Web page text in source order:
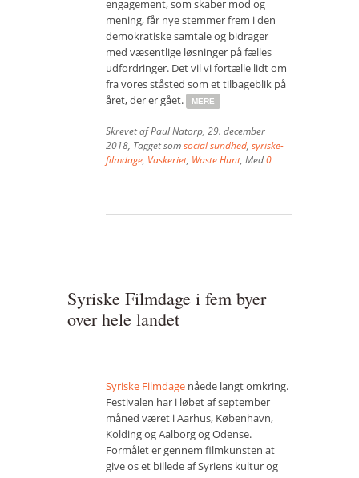
engagement, som skaber mod og
mening, får nye stemmer frem i den
demokratiske samtale og bidrager
med væsentlige løsninger på fælles
udfordringer. Det vil vi fortælle lidt om
fra vores ståsted som et tilbageblik på
året, der er gået.
MERE
Skrevet afPaul Natorp, 29. december
2018, Tagget somsocial sundhed, syriske-
filmdage, Vaskeriet, Waste Hunt, Med0
Syriske Filmdage i fem byer
over hele landet
Syriske Filmdagenåede langt omkring.
Festivalen har i løbet af september
måned været i Aarhus, København,
Kolding og Aalborg og Odense.
Formålet er gennem filmkunsten at
give os et billede af Syriens kultur og